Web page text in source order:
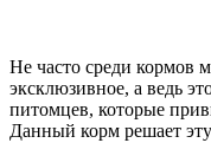
Не часто среди кормов
эксклюзивное, а ведь
питомцев, которые
Данный корм решает